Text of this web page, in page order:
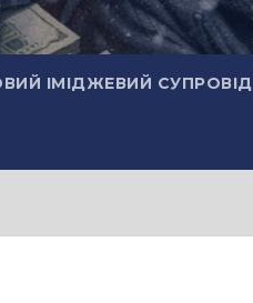
ІМІДЖЕВИЙ СУПРОВІД